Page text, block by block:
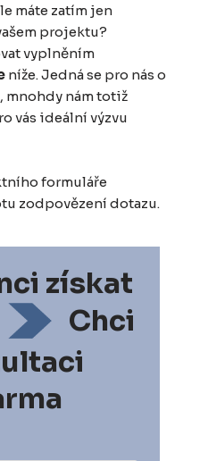
máte zatím jen
projektu?
vyplněním
níže. Jedná se pro nás o
nám totiž
vás ideální výzvu
formuláře
zodpovězení dotazu.
získat
Chci